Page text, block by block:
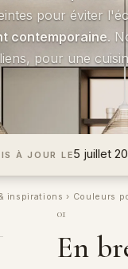
pour éviter
contemporaine.
pour une
À JOUR LE5 juillet
inspirations › Couleurs
01
En